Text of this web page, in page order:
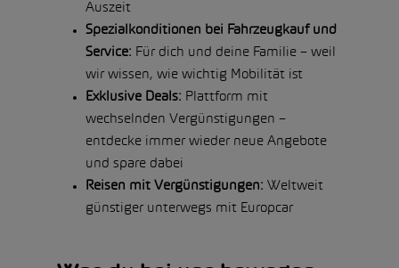
Auszeit
Spezialkonditionen bei Fahrzeugkauf und
Service: Für dich und deine Familie – weil
wir wissen, wie wichtig Mobilität ist
Exklusive Deals: Plattform mit
wechselnden Vergünstigungen –
entdecke immer wieder neue Angebote
und spare dabei
Reisen mit Vergünstigungen: Weltweit
günstiger unterwegs mit Europcar